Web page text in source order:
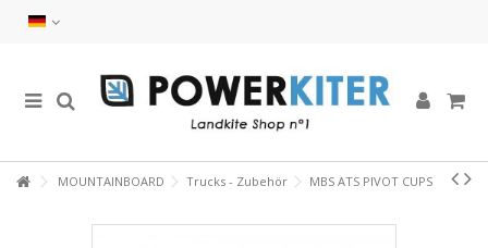
MOUNTAINBOARD Trucks - Zubehör MBS ATS PIVOT CUPS